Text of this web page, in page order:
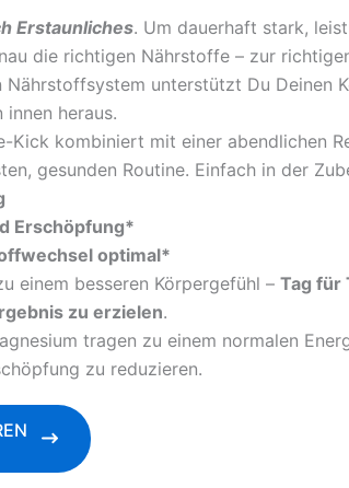
Erstaunliches. Um dauerhaft stark,
die richtigen Nährstoffe – zur
Nährstoffsystem unterstützt Du Deinen
heraus.
Kick kombiniert mit einer abendlichen
gesunden Routine. Einfach in der
Erschöpfung*
optimal*
einem besseren Körpergefühl – Tag für
zu erzielen.
tragen zu einem normalen
zu reduzieren.